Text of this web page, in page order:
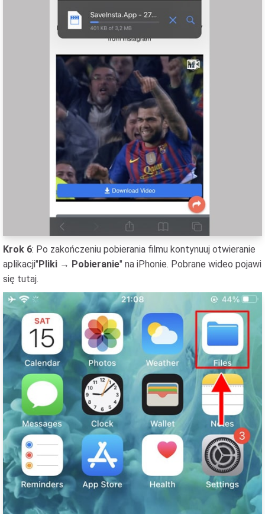
Krok 6: Po zakończeniu pobierania filmu kontynuuj otwieranie
aplikacji"Pliki → Pobieranie" na iPhonie. Pobrane wideo pojawi
się tutaj.